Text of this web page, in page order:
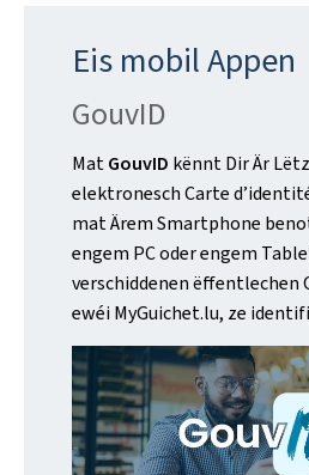
Eis mobil Appen
GouvID
MatGouvID kënnt Dir Är
elektroneschCarte
mat ÄremSmartphone
engem PC oder engem
verschiddenen ëffentlechen
ewéi MyGuichet.lu, ze